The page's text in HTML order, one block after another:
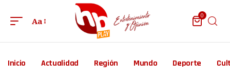
Aa
0
Inicio Actualidad Región Mundo Deporte